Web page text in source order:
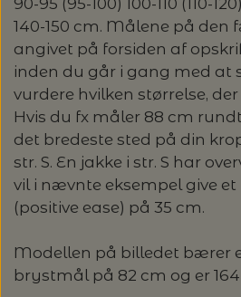
90-95 (95-100) 100-110 (110-
140-150 cm. Målene på den
angivet på forsiden af
inden du går i gang med at
vurdere hvilken størrelse,
Hvis du fx måler 88 cm
det bredeste sted på din
str. S. En jakke i str. S har
vil i nævnte eksempel give
(positive ease) på 35 cm.
Modellen på billedet bærer
brystmål på 82 cm og er